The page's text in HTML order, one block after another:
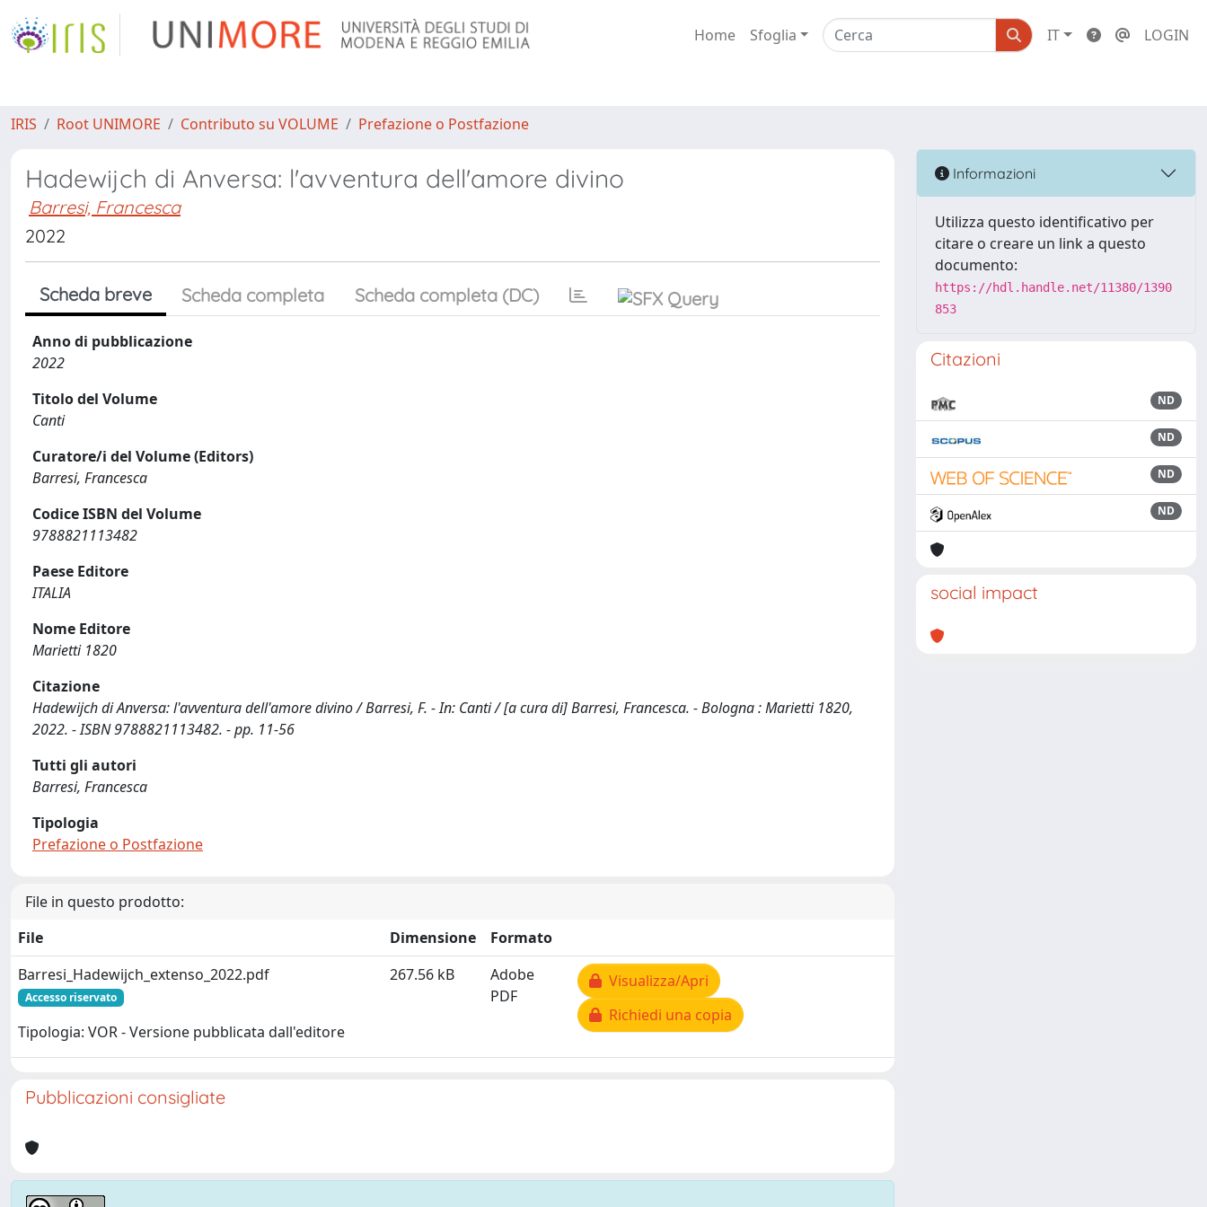
Home Sfoglia IT LOGIN
IRIS Root UNIMORE Contributo su VOLUME Prefazione o Postfazione
Hadewijch di Anversa: l'avventura dell'amore divino
Barresi, Francesca
2022
Scheda breve Scheda completa Scheda completa (DC)
Anno di pubblicazione
2022
Titolo del Volume
Canti
Curatore/i del Volume (Editors)
Barresi, Francesca
Codice ISBN del Volume
9788821113482
Paese Editore
ITALIA
Nome Editore
Marietti 1820
Citazione
Hadewijch di Anversa: l'avventura dell'amore divino / Barresi, F. - In: Canti / [a cura di] Barresi, Francesca. - Bologna : Marietti 1820,
2022. - ISBN 9788821113482. - pp. 11-56
Tutti gli autori
Barresi, Francesca
Tipologia
Prefazione o Postfazione
File in questo prodotto:
File
Dimensione
Formato
Barresi_Hadewijch_extenso_2022.pdf
Accesso riservato
Tipologia: VOR - Versione pubblicata dall'editore
267.56 kB
Adobe
PDF
Visualizza/Apri
Richiedi una copia
Pubblicazioni consigliate
Informazioni
Utilizza questo identificativo per
citare o creare un link a questo
documento:
https://hdl.handle.net/11380/1390
853
Citazioni
ND
ND
ND
ND
social impact